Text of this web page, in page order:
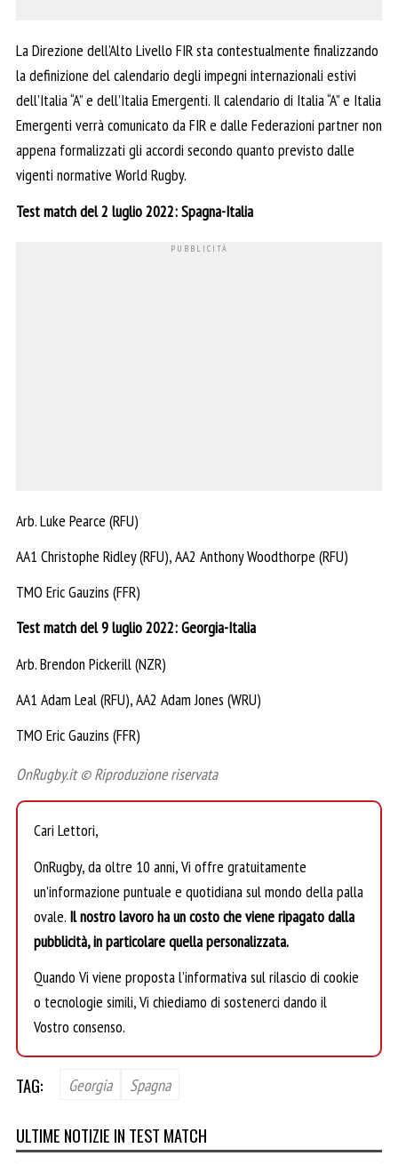
La Direzione dell’Alto Livello FIR sta contestualmente finalizzando
la definizione del calendario degli impegni internazionali estivi
dell’Italia “A” e dell’Italia Emergenti. Il calendario di Italia “A” e Italia
Emergenti verrà comunicato da FIR e dalle Federazioni partner non
appena formalizzati gli accordi secondo quanto previsto dalle
vigenti normative World Rugby.
Test match del 2 luglio 2022: Spagna-Italia
Arb. Luke Pearce (RFU)
AA1 Christophe Ridley (RFU), AA2 Anthony Woodthorpe (RFU)
TMO Eric Gauzins (FFR)
Test match del 9 luglio 2022: Georgia-Italia
Arb. Brendon Pickerill (NZR)
AA1 Adam Leal (RFU), AA2 Adam Jones (WRU)
TMO Eric Gauzins (FFR)
OnRugby.it © Riproduzione riservata
Cari Lettori,
OnRugby, da oltre 10 anni, Vi offre gratuitamente
un’informazione puntuale e quotidiana sul mondo della palla
ovale. Il nostro lavoro ha un costo che viene ripagato dalla
pubblicità, in particolare quella personalizzata.
Quando Vi viene proposta l’informativa sul rilascio di cookie
o tecnologie simili, Vi chiediamo di sostenerci dando il
Vostro consenso.
TAG: Georgia Spagna
ULTIME NOTIZIE IN TEST MATCH